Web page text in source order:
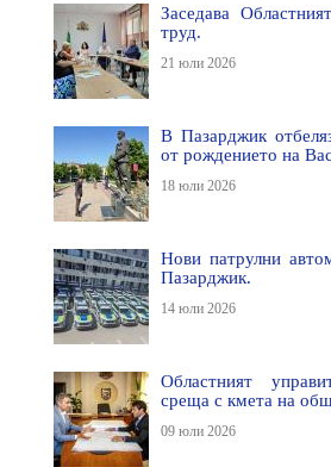
Заседава
труд.
21 юли 2026
В Пазарджик
от рождението на
18 юли 2026
Нови патрулни
Пазарджик.
14 юли 2026
Областният
среща с кмета на
09 юли 2026